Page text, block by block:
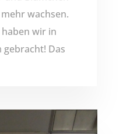
wachsen.
wir in
Das